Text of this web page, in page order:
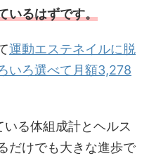
いるはずです。
運動エステネイルに脱
いろ選べて月額3,278
る体組成計とヘルス
だけでも大きな進歩で